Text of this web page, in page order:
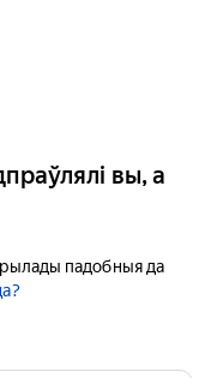
вы, а
падобныя да